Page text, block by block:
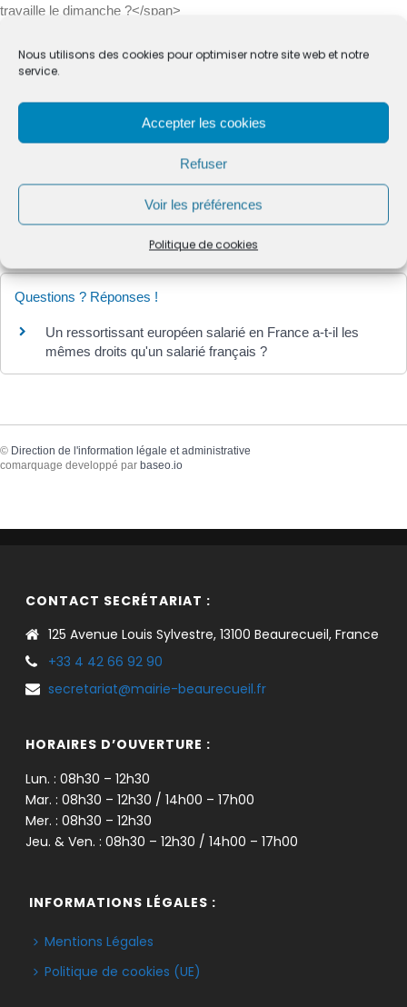
Nous utilisons des cookies pour optimiser notre site web et notre
service.
Accepter les cookies
Refuser
Voir les préférences
Politique de cookies
travaille le dimanche ?</span>
Autre commerce de détail
Questions ? Réponses !
Un ressortissant européen salarié en France a-t-il les
mêmes droits qu'un salarié français ?
© Direction de l'information légale et administrative
comarquage developpé par baseo.io
CONTACT SECRÉTARIAT :
125 Avenue Louis Sylvestre, 13100 Beaurecueil, France
+33 4 42 66 92 90
secretariat@mairie-beaurecueil.fr
HORAIRES D’OUVERTURE :
Lun. : 08h30 – 12h30
Mar. : 08h30 – 12h30 / 14h00 – 17h00
Mer. : 08h30 – 12h30
Jeu. & Ven. : 08h30 – 12h30 / 14h00 – 17h00
INFORMATIONS LÉGALES :
Mentions Légales
Politique de cookies (UE)